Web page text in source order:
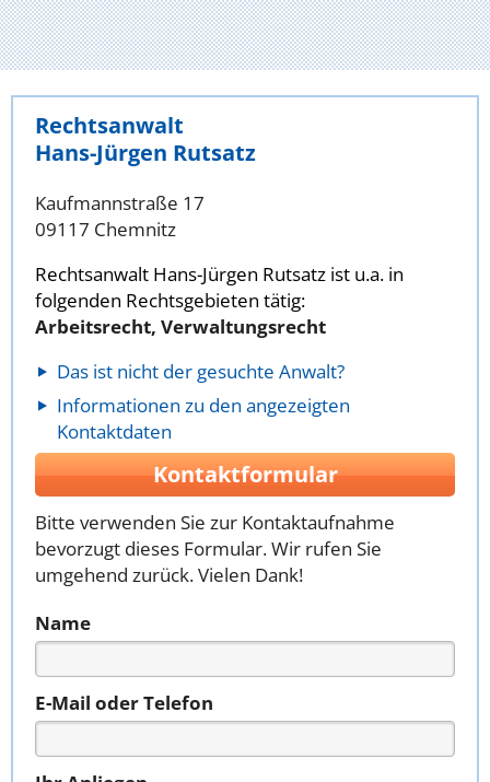
Rechtsanwalt
Hans-Jürgen Rutsatz
Kaufmannstraße 17
09117 Chemnitz
Rechtsanwalt Hans-Jürgen Rutsatz ist u.a. in
folgenden Rechtsgebieten tätig:
Arbeitsrecht, Verwaltungsrecht
Das ist nicht der gesuchte Anwalt?
Informationen zu den angezeigten
Kontaktdaten
Kontaktformular
Bitte verwenden Sie zur Kontaktaufnahme
bevorzugt dieses Formular. Wir rufen Sie
umgehend zurück. Vielen Dank!
Name
E-Mail oder Telefon